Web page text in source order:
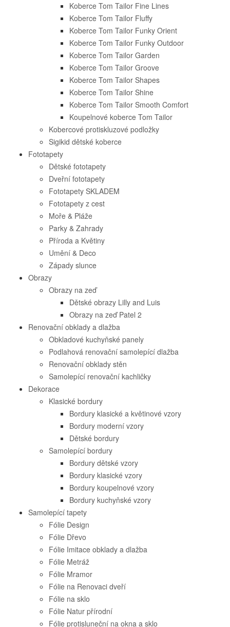
Koberce Tom Tailor Fine Lines
Koberce Tom Tailor Fluffy
Koberce Tom Tailor Funky Orient
Koberce Tom Tailor Funky Outdoor
Koberce Tom Tailor Garden
Koberce Tom Tailor Groove
Koberce Tom Tailor Shapes
Koberce Tom Tailor Shine
Koberce Tom Tailor Smooth Comfort
Koupelnové koberce Tom Tailor
Kobercové protiskluzové podložky
Sigikid dětské koberce
Fototapety
Dětské fototapety
Dveřní fototapety
Fototapety SKLADEM
Fototapety z cest
Moře & Pláže
Parky & Zahrady
Příroda a Květiny
Umění & Deco
Západy slunce
Obrazy
Obrazy na zeď
Dětské obrazy Lilly and Luis
Obrazy na zeď Patel 2
Renovační obklady a dlažba
Obkladové kuchyňské panely
Podlahová renovační samolepící dlažba
Renovační obklady stěn
Samolepící renovační kachličky
Dekorace
Klasické bordury
Bordury klasické a květinové vzory
Bordury moderní vzory
Dětské bordury
Samolepící bordury
Bordury dětské vzory
Bordury klasické vzory
Bordury koupelnové vzory
Bordury kuchyňské vzory
Samolepící tapety
Fólie Design
Fólie Dřevo
Fólie Imitace obklady a dlažba
Fólie Metráž
Fólie Mramor
Fólie na Renovaci dveří
Fólie na sklo
Fólie Natur přírodní
Fólie protisluneční na okna a sklo